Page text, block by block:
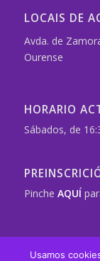
LOCAIS DE
Avda. de
Ourense
HORARIO
Sábados, de
Pinche AQUÍ
Usamos